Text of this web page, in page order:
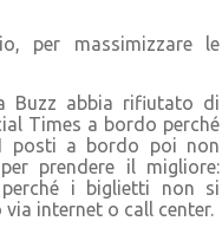
per massimizzare le
Buzz abbia rifiutato di
Times a bordo perché
posti a bordo poi non
prendere il migliore:
i biglietti non si
internet o call center.